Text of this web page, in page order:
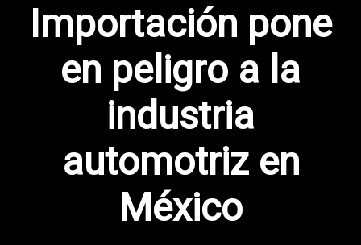
Importación pone
en peligro a la
industria
automotriz en
México